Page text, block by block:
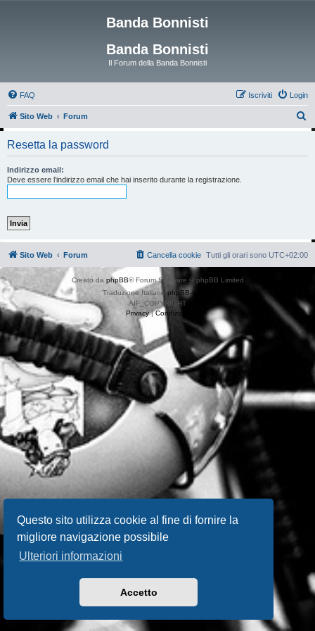
Questo sito utilizza cookie al fine di fornire la
migliore navigazione possibile
Ulteriori informazioni
Accetto
Banda Bonnisti
Banda Bonnisti
Il Forum della Banda Bonnisti
FAQ Login
Iscriviti
Sito Web Forum
Resetta la password
Indirizzo email:
Deve essere l’indirizzo email che hai inserito durante la registrazione.
Sito Web Forum Tutti gli orari sono UTC+02:00
Cancella cookie
Creato da phpBB® Forum Software © phpBB Limited
Traduzione Italiana phpBB-Italia.it
AIF_COPYRIGHT
Privacy|Condizioni